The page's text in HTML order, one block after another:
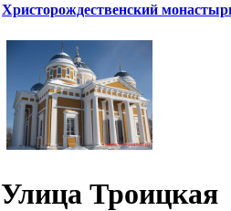
Христорождественский
Улица Троицкая